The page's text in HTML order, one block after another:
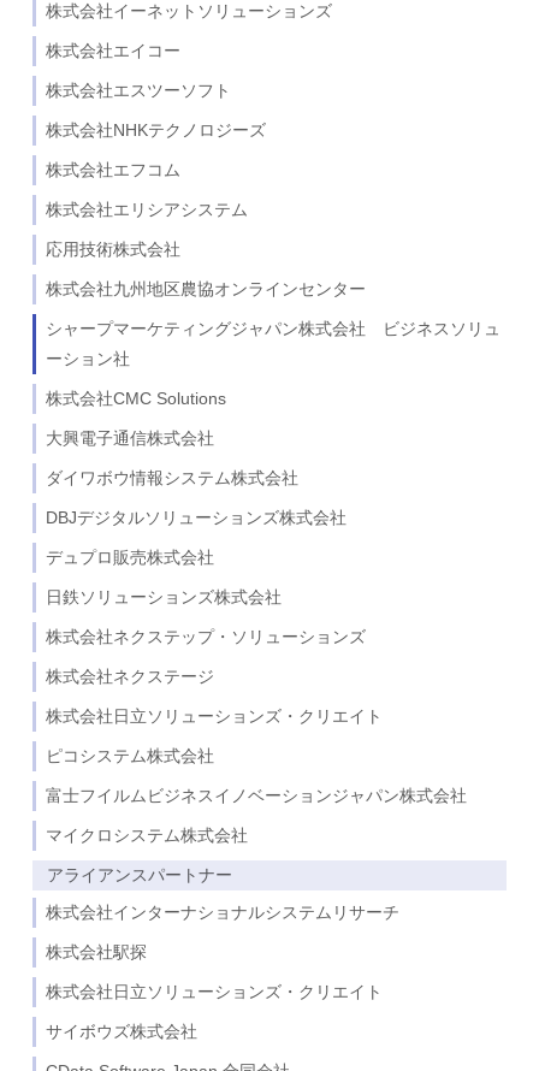
株式会社イーネットソリューションズ
株式会社エイコー
株式会社エスツーソフト
株式会社NHKテクノロジーズ
株式会社エフコム
株式会社エリシアシステム
応用技術株式会社
株式会社九州地区農協オンラインセンター
シャープマーケティングジャパン株式会社 ビジネスソリュ
ーション社
株式会社CMC Solutions
大興電子通信株式会社
ダイワボウ情報システム株式会社
DBJデジタルソリューションズ株式会社
デュプロ販売株式会社
日鉄ソリューションズ株式会社
株式会社ネクステップ・ソリューションズ
株式会社ネクステージ
株式会社日立ソリューションズ・クリエイト
ピコシステム株式会社
富士フイルムビジネスイノベーションジャパン株式会社
マイクロシステム株式会社
アライアンスパートナー
株式会社インターナショナルシステムリサーチ
株式会社駅探
株式会社日立ソリューションズ・クリエイト
サイボウズ株式会社